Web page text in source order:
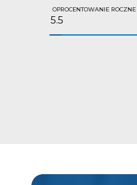
OPROCENTOWANIE ROCZNE